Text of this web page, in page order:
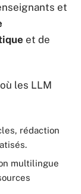
et
et de
les LLM
rédaction
multilingue